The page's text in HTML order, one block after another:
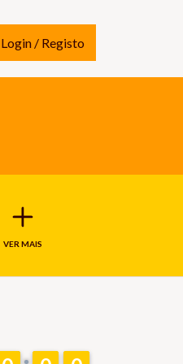
Login / Registo
VER MAIS